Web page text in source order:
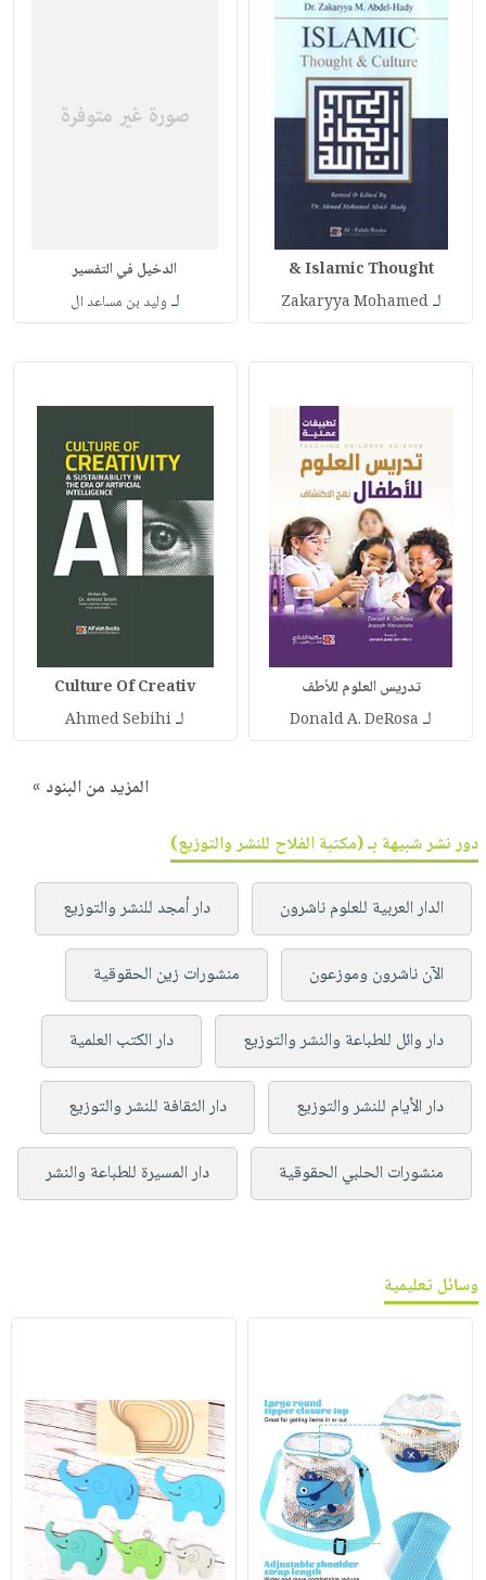
Islamic Thought &
لـZakaryya Mohamed
الدخيل في التفسير
لـ وليد بن مساعد ال
تدريس العلوم للأطف
لـ Donald A. DeRosa
Culture Of Creativ
لـAhmed Sebihi
المزيد من البنود »
دور نشر شبيهة بـ (مكتبة الفلاح للنشر والتوزيع)
الدار العربية للعلوم ناشرون دار أمجد للنشر والتوزيع
الآن ناشرون وموزعون منشورات زين الحقوقية
دار وائل للطباعة والنشر والتوزيع دار الكتب العلمية
دار الأيام للنشر والتوزيع دار الثقافة للنشر والتوزيع
منشورات الحلبي الحقوقية دار المسيرة للطباعة والنشر
وسائل تعليمية